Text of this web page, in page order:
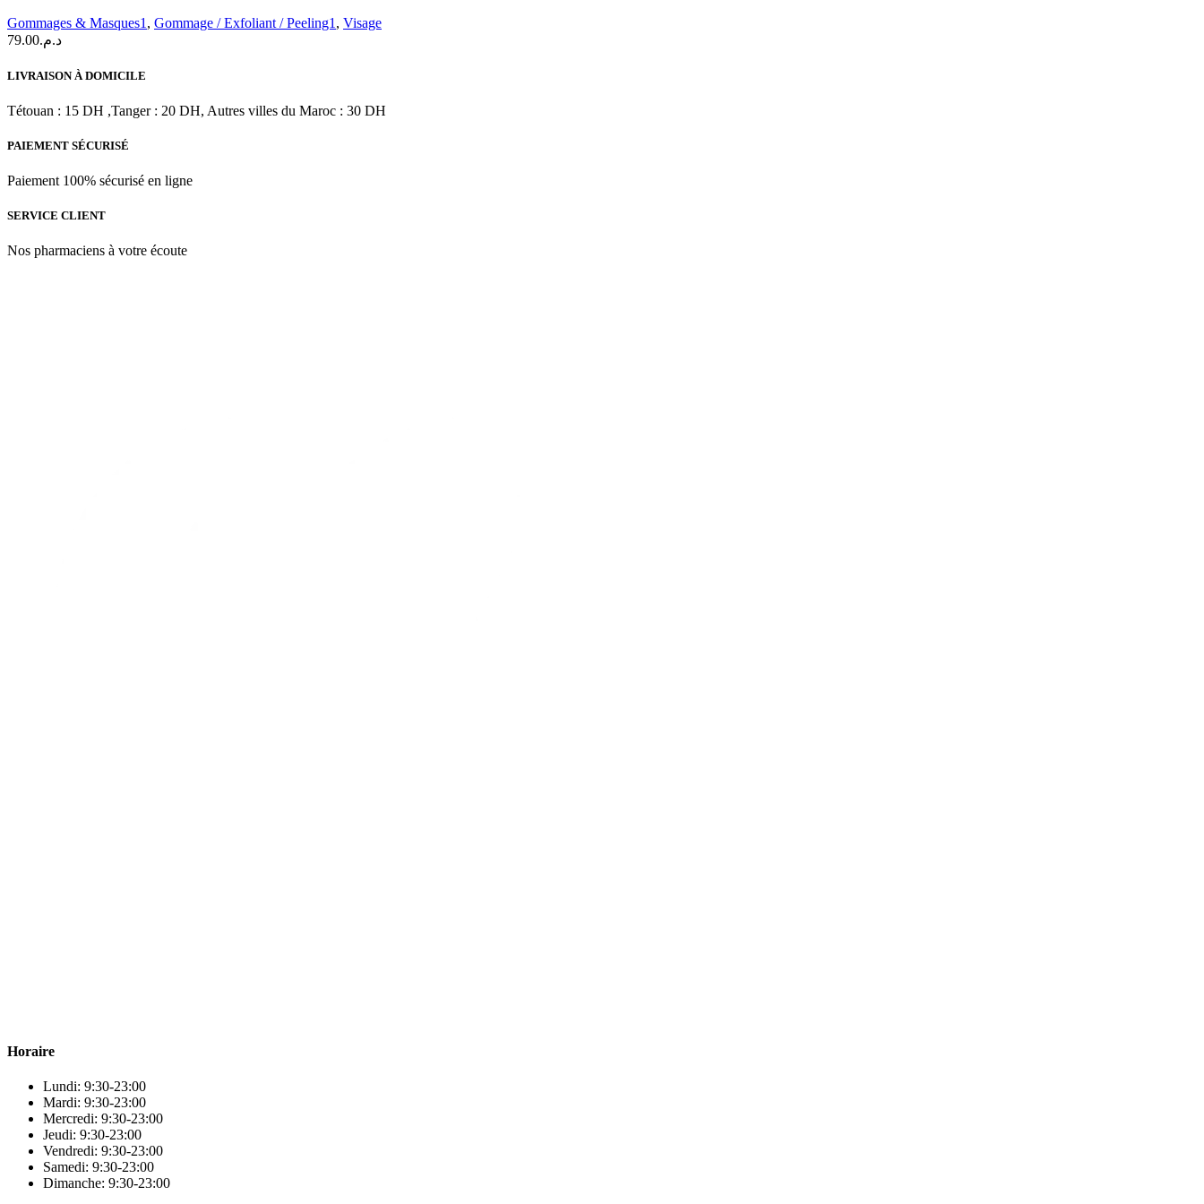
Glycolique
7%|
250
Gommages & Masques1, Gommage / Exfoliant / Peeling1, Visage
د.م.79.00
LIVRAISON À DOMICILE
Tétouan : 15 DH ,Tanger : 20 DH, Autres villes du Maroc : 30 DH
PAIEMENT SÉCURISÉ
Paiement 100% sécurisé en ligne
SERVICE CLIENT
Nos pharmaciens à votre écoute
Horaire
Lundi: 9:30-23:00
Mardi: 9:30-23:00
Mercredi: 9:30-23:00
Jeudi: 9:30-23:00
Vendredi: 9:30-23:00
Samedi: 9:30-23:00
Dimanche: 9:30-23:00